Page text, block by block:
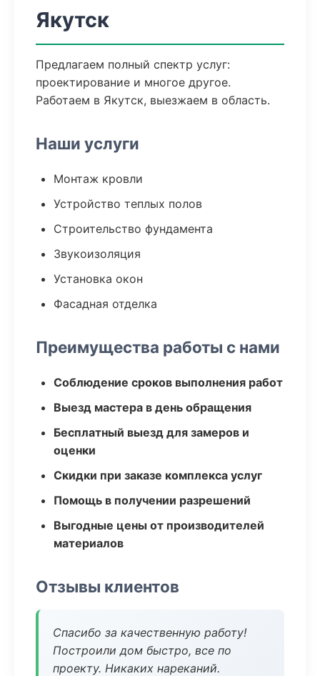
Якутск
Предлагаем полный спектр услуг:
проектирование и многое другое.
Работаем в Якутск, выезжаем в область.
Наши услуги
Монтаж кровли
Устройство теплых полов
Строительство фундамента
Звукоизоляция
Установка окон
Фасадная отделка
Преимущества работы с нами
Соблюдение сроков выполнения работ
Выезд мастера в день обращения
Бесплатный выезд для замеров и
оценки
Скидки при заказе комплекса услуг
Помощь в получении разрешений
Выгодные цены от производителей
материалов
Отзывы клиентов
Спасибо за качественную работу!
Построили дом быстро, все по
проекту. Никаких нареканий.